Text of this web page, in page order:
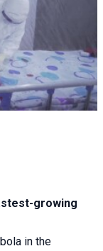
growing
in the